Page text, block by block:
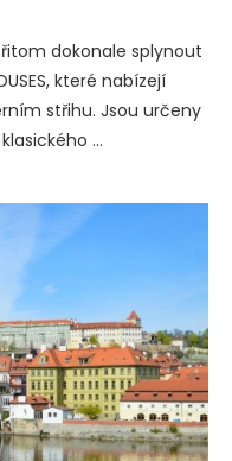
dokonale splynout
které nabízejí
střihu. Jsou určeny
…